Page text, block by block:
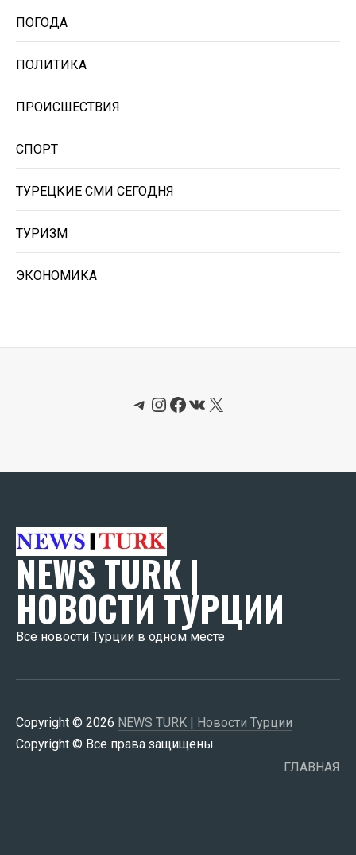
ПОГОДА
ПОЛИТИКА
ПРОИСШЕСТВИЯ
СПОРТ
ТУРЕЦКИЕ СМИ СЕГОДНЯ
ТУРИЗМ
ЭКОНОМИКА
Telegram
Instagram
Facebook
ВКонтакте
X
NEWS TURK |
НОВОСТИ ТУРЦИИ
Все новости Турции в одном месте
Copyright © 2026 NEWS TURK | Новости Турции
Copyright © Все права защищены.
ГЛАВНАЯ